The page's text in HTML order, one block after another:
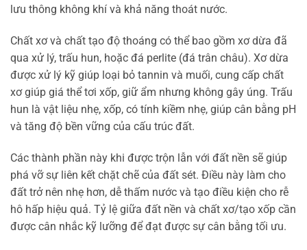
lưu thông không khí và khả năng thoát nước.
Chất xơ và chất tạo độ thoáng có thể bao gồm xơ dừa đã
qua xử lý, trấu hun, hoặc đá perlite (đá trân châu). Xơ dừa
được xử lý kỹ giúp loại bỏ tannin và muối, cung cấp chất
xơ giúp giá thể tơi xốp, giữ ẩm nhưng không gây úng. Trấu
hun là vật liệu nhẹ, xốp, có tính kiềm nhẹ, giúp cân bằng pH
và tăng độ bền vững của cấu trúc đất.
Các thành phần này khi được trộn lẫn với đất nền sẽ giúp
phá vỡ sự liên kết chặt chẽ của đất sét. Điều này làm cho
đất trở nên nhẹ hơn, dễ thấm nước và tạo điều kiện cho rễ
hô hấp hiệu quả. Tỷ lệ giữa đất nền và chất xơ/tạo xốp cần
được cân nhắc kỹ lưỡng để đạt được sự cân bằng tối ưu.